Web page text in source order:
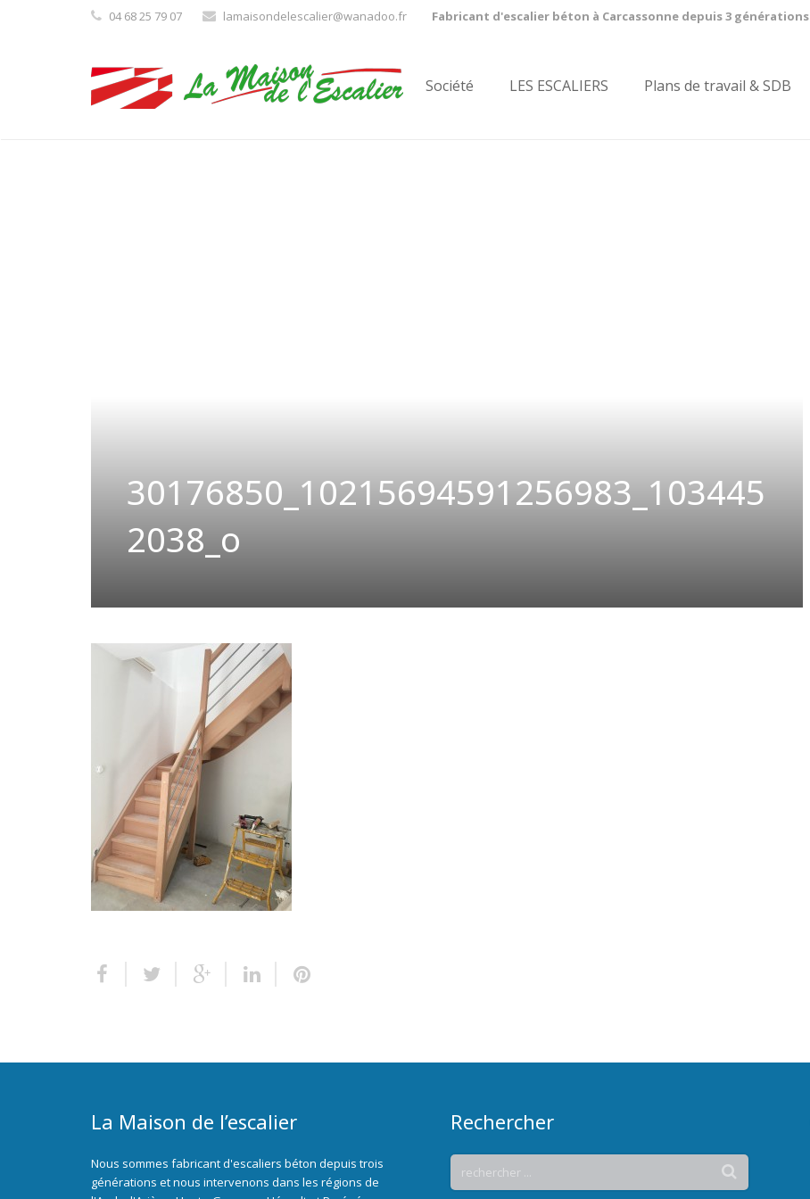
04 68 25 79 07 lamaisondelescalier@wanadoo.fr Fabricant d'escalier béton à Carcassonne depuis 3 générations
Société LES ESCALIERS Plans de travail & SDB
30176850_10215694591256983_103445
2038_o
La Maison de l’escalier
Nous sommes fabricant d'escaliers béton depuis trois
générations et nous intervenons dans les régions de
Rechercher